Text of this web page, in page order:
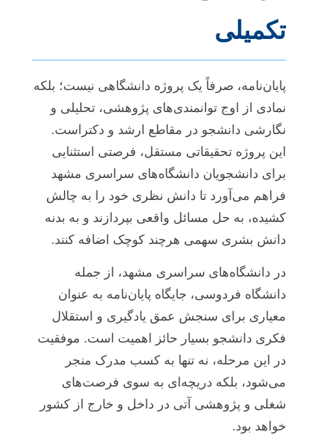
تکمیلی
پایان‌نامه، صرفاً یک پروژه دانشگاهی نیست؛ بلکه
نمادی از اوج توانمندی‌های پژوهشی، تحلیلی و
نگارشی دانشجو در مقاطع ارشد و دکتراست.
این پروژه تحقیقاتی مستقل، فرصتی استثنایی
برای دانشجویان دانشگاه‌های سراسری مشهد
فراهم می‌آورد تا دانش نظری خود را به چالش
کشیده، به حل مسائل واقعی بپردازند و به بدنه
دانش بشری سهمی هرچند کوچک اضافه کنند.
در دانشگاه‌های سراسری مشهد، از جمله
دانشگاه فردوسی، جایگاه پایان‌نامه به عنوان
معیاری برای سنجش عمق یادگیری و استقلال
فکری دانشجو بسیار حائز اهمیت است. موفقیت
در این مرحله، نه تنها به کسب مدرک منجر
می‌شود، بلکه دریچه‌ای به سوی فرصت‌های
شغلی و پژوهشی آتی در داخل و خارج از کشور
خواهد بود.